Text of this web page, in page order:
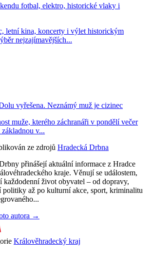
fotbal, elektro, historické vlaky i
letní kina, koncerty i výlet historickým
nejzajímavějších...
vyřešena. Neznámý muž je cizinec
muže, kterého záchranáři v pondělí večer
v...
ze zdrojů Hradecká Drbna
přinášejí aktuální informace z Hradce
kraje. Věnují se událostem,
život obyvatel – od dopravy,
politiky až po kulturní akce, sport, kriminalitu
autora →
Králověhradecký kraj